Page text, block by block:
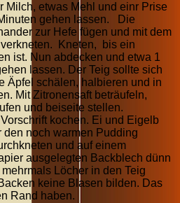
Milch, etwas Mehl und einr Prise
gehen lassen. Die
zur Hefe fügen und mit dem
Kneten, bis ein
ist. Nun abdecken und etwa 1
lassen. Der Teig sollte sich
Äpfel schälen, halbieren und in
Mit Zitronensaft beträufeln,
und beiseite stellen.
kochen. Ei und Eigelb
noch warmen Pudding
und auf einem
ausgelegten Backblech dünn
Löcher in den Teig
keine Blasen bilden. Das
Rand haben.